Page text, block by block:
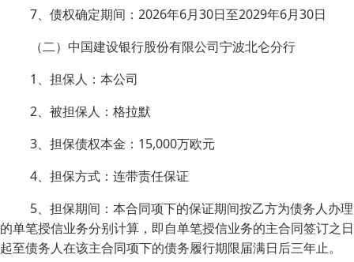
7、债权确定期间：2026年6月30日至2029年6月30日
（二）中国建设银行股份有限公司宁波北仑分行
1、担保人：本公司
2、被担保人：格拉默
3、担保债权本金：15,000万欧元
4、担保方式：连带责任保证
5、担保期间：本合同项下的保证期间按乙方为债务人办理
的单笔授信业务分别计算，即自单笔授信业务的主合同签订之日
起至债务人在该主合同项下的债务履行期限届满日后三年止。